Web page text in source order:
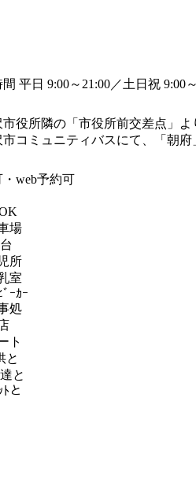
平日 9:00～21:00／土日祝 9:00
市役所隣の「市役所前交差点」
コミュニティバスにて、「朝
web予約可
場
所
室
ﾞｰｶｰ
処
ト
と
と
ﾄと